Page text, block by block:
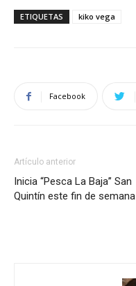
ETIQUETAS kiko vega
Facebook
Artículo anterior
Inicia “Pesca La Baja’’ San
Quintín este fin de semana